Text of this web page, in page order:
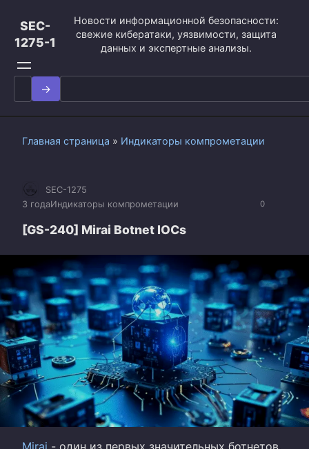
контенту
SEC-
1275-1
Новости информационной безопасности:
свежие кибератаки, уязвимости, защита
данных и экспертные анализы.
Search
for:
Главная страница » Индикаторы компрометации
0
SEC-1275
3 годаИндикаторы компрометации
[GS-240] Mirai Botnet IOCs